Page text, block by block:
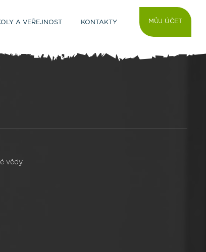
A VEŘEJNOST KONTAKTY MŮJ ÚČET
vědy.